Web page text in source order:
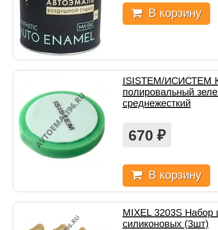
В корзину
ISISTEM/ИСИСТЕМ
полировальный
среднежесткий
670 ₽
В корзину
MIXEL 3203S Набор
силиконовых (3шт)